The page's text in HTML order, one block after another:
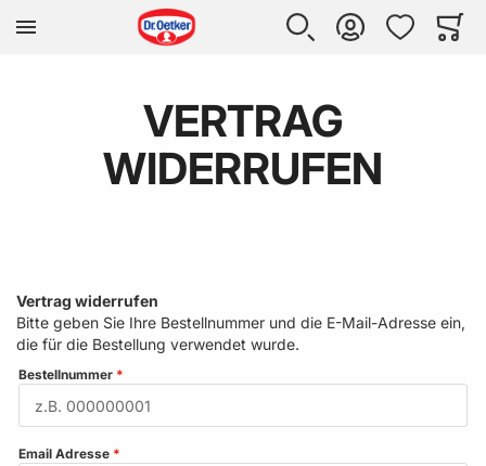
Zur Homepage
SUCHE
KONTO WUNSCHLISTE
VERTRAG
WIDERRUFEN
Vertrag widerrufen
Bitte geben Sie Ihre Bestellnummer und die E-Mail-Adresse ein,
die für die Bestellung verwendet wurde.
Bestellnummer
Email Adresse